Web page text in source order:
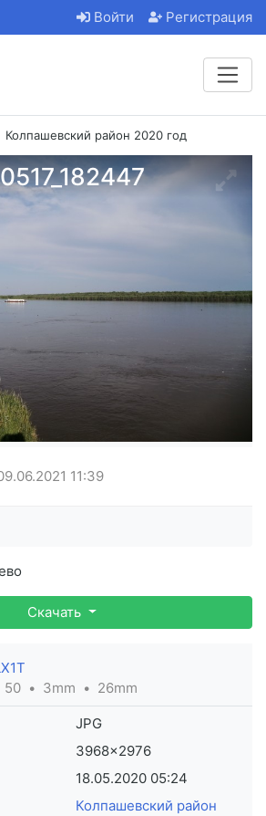
Войти Регистрация
Колпашевский район 2020 год
11:39
Скачать
50 3mm 26mm
JPG
3968×2976
18.05.2020 05:24
Колпашевский район